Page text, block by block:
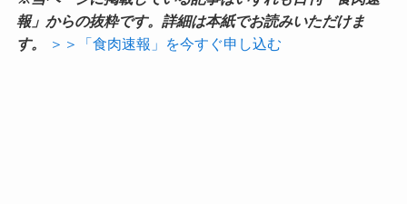
報」からの抜粋です。詳細は本紙でお読みいただけま
す。
＞＞「食肉速報」を今すぐ申し込む